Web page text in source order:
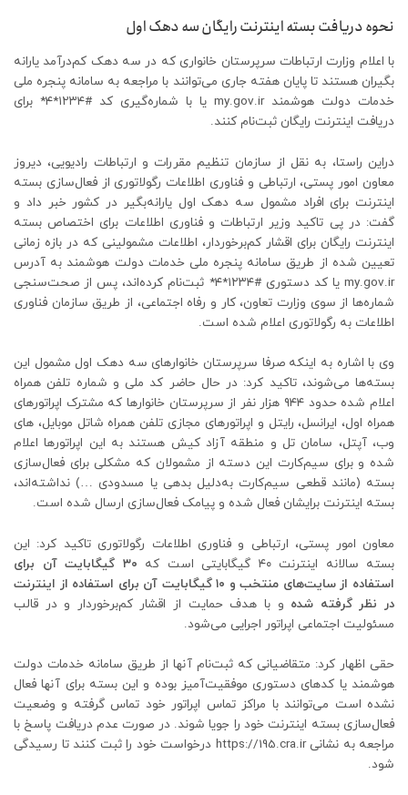
نحوه دریافت بسته اینترنت رایگان سه دهک اول
با اعلام وزارت ارتباطات سرپرستان خانواری که در سه دهک کم‌درآمد یارانه
بگیران هستند تا پایان هفته جاری می‌توانند با مراجعه به سامانه پنجره ملی
خدمات دولت هوشمند my.gov.ir یا با شماره‌گیری کد #۱۲۳۴*۴* برای
دریافت اینترنت رایگان ثبت‌نام کنند.
دراین راستا، به نقل از سازمان تنظیم مقررات و ارتباطات رادیویی، دیروز
معاون امور پستی، ارتباطی و فناوری اطلاعات رگولاتوری از فعال‌سازی بسته
اینترنت برای افراد مشمول سه دهک اول یارانه‌بگیر در کشور خبر داد و
گفت: در پی تاکید وزیر ارتباطات و فناوری اطلاعات برای اختصاص بسته
اینترنت رایگان برای اقشار کم‌برخوردار، اطلاعات مشمولینی که در بازه زمانی
تعیین شده از طریق سامانه پنجره ملی خدمات دولت هوشمند به آدرس
my.gov.ir یا کد دستوری #۱۲۳۴*۴* ثبت‌نام کرده‌اند، پس از صحت‌سنجی
شماره‌ها از سوی وزارت تعاون، کار و رفاه اجتماعی، از طریق سازمان فناوری
اطلاعات به رگولاتوری اعلام شده است.
وی با اشاره به اینکه صرفا سرپرستان خانوارهای سه دهک اول مشمول این
بسته‌ها می‌شوند، تاکید کرد: در حال حاضر کد ملی و شماره تلفن همراه
اعلام شده حدود ۹۴۴ هزار نفر از سرپرستان خانوارها که مشترک اپراتورهای
همراه اول، ایرانسل، رایتل و اپراتورهای مجازی تلفن همراه شاتل موبایل، های
وب، آپتل، سامان تل و منطقه آزاد کیش هستند به این اپراتورها اعلام
شده و برای سیم‌کارت این دسته از مشمولان که مشکلی برای فعال‌سازی
بسته (مانند قطعی سیم‌کارت به‌دلیل بدهی یا مسدودی …) نداشته‌اند،
بسته اینترنت برایشان فعال شده و پیامک فعال‌سازی ارسال شده است.
معاون امور پستی، ارتباطی و فناوری اطلاعات رگولاتوری تاکید کرد: این
بسته سالانه اینترنت ۴۰ گیگابایتی است که
۳۰ گیگابایت آن برای
استفاده از سایت‌های منتخب و ۱۰ گیگابایت آن برای استفاده از اینترنت
در نظر گرفته شده و با هدف حمایت از اقشار کم‌برخوردار و در قالب
مسئولیت اجتماعی اپراتور اجرایی می‌شود.
حقی اظهار کرد: متقاضیانی که ثبت‌نام آنها از طریق سامانه خدمات دولت
هوشمند یا کدهای دستوری موفقیت‌آمیز بوده و این بسته برای آنها فعال
نشده است می‌توانند با مراکز تماس اپراتور خود تماس گرفته و وضعیت
فعال‌سازی بسته اینترنت خود را جویا شوند. در صورت عدم دریافت پاسخ با
مراجعه به نشانی https://195.cra.ir درخواست خود را ثبت کنند تا رسیدگی
شود.